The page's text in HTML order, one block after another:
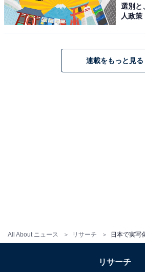
All About ニュース リサーチ
選別と
人政策
連載をもっと見る
リサーチ